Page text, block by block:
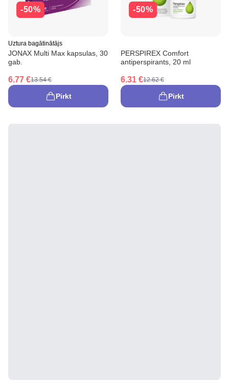
-50%
Uztura bagātinātājs
JONAX Multi Max kapsulas, 30
gab.
6.77 €13.54 €
Pirkt
-50%
PERSPIREX Comfort
antiperspirants, 20 ml
6.31 €12.62 €
Pirkt